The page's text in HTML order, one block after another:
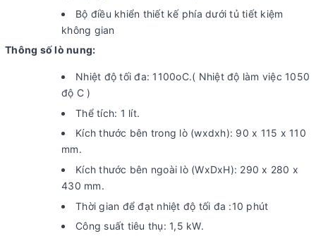
Bộ điều khiển thiết kế phía dưới tủ tiết kiệm
không gian
Thông số lò nung:
Nhiệt độ tối đa: 1100oC.( Nhiệt độ làm việc 1050
độ C )
Thể tích: 1 lít.
Kích thước bên trong lò (wxdxh): 90 x 115 x 110
mm.
Kích thước bên ngoài lò (WxDxH): 290 x 280 x
430 mm.
Thời gian để đạt nhiệt độ tối đa :10 phút
Công suất tiêu thụ: 1,5 kW.